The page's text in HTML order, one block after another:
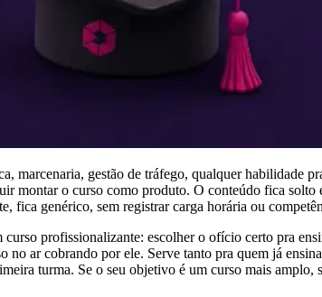
marcenaria, gestão de tráfego, qualquer habilidade
montar o curso como produto. O conteúdo fica
fica genérico, sem registrar carga horária ou
curso profissionalizante: escolher o ofício certo pra
ar cobrando por ele. Serve tanto pra quem já
turma. Se o seu objetivo é um curso mais